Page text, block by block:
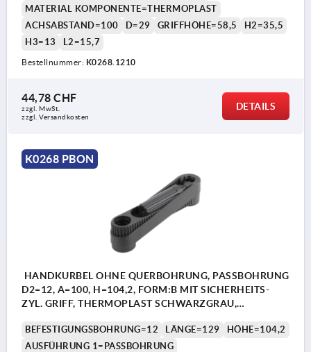
MATERIAL KOMPONENTE=THERMOPLAST
ACHSABSTAND=100
D=29 GRIFFHÖHE=58,5
H2=35,5
H3=13
L2=15,7
Bestellnummer: K0268.1210
44,78 CHF
zzgl. MwSt.
zzgl. Versandkosten
DETAILS
K0268 PBON
HANDKURBEL OHNE QUERBOHRUNG, PASSBOHRUNG
D2=12, A=100, H=104,2, FORM:B MIT SICHERHEITS-
ZYL. GRIFF, THERMOPLAST SCHWARZGRAU,
BEFESTIGUNGSBOHRUNG=12 LÄNGE=129
HÖHE=104,2
AUSFÜHRUNG 1=PASSBOHRUNG